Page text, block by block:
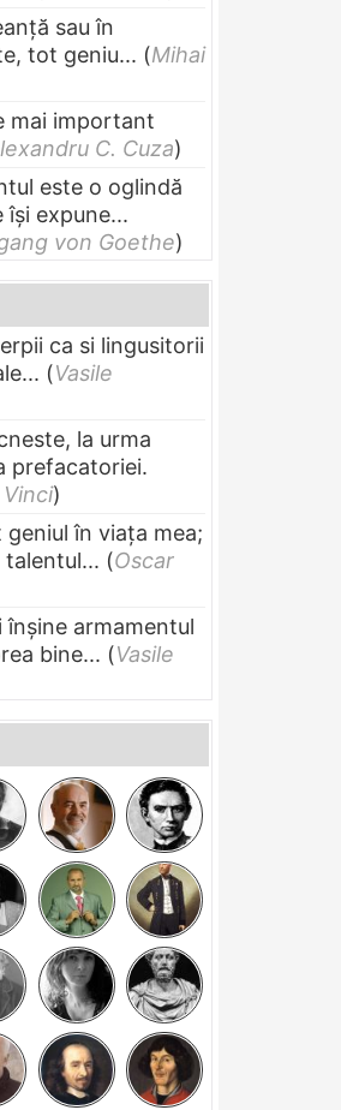
sau în
tot geniu... (Mihai
mai important
C. Cuza)
este o oglindă
își expune...
von Goethe)
ca si lingusitorii
(Vasile
la urma
prefacatoriei.
)
în viața mea;
talentul... (Oscar
armamentul
bine... (Vasile